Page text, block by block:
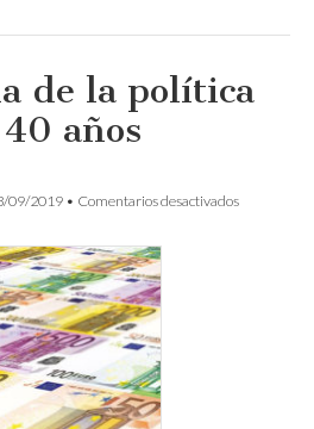
de la política
años
09/2019 • Comentarios desactivadosen